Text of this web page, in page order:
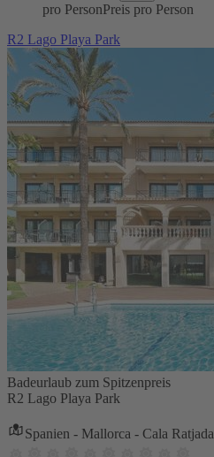
pro PersonPreis pro Person
R2 Lago Playa Park
Badeurlaub zum Spitzenpreis
R2 Lago Playa Park
Spanien - Mallorca - Cala Ratjada